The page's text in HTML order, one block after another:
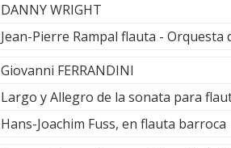
DANNY WRIGHT
Jean-Pierre Rampal flauta - Orquesta
Giovanni FERRANDINI
Largo y Allegro de la sonata para
Hans-Joachim Fuss, en flauta barroca